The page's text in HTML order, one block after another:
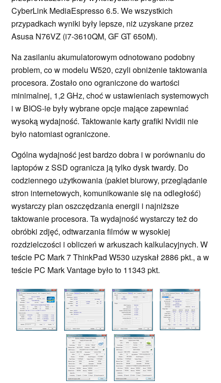
CyberLink MediaEspresso 6.5. We wszystkich
przypadkach wyniki były lepsze, niż uzyskane przez
Asusa N76VZ (i7-3610QM, GF GT 650M).
Na zasilaniu akumulatorowym odnotowano podobny
problem, co w modelu W520, czyli obniżenie taktowania
procesora. Zostało ono ograniczone do wartości
minimalnej, 1,2 GHz, choć w ustawieniach systemowych
i w BIOS-ie były wybrane opcje mające zapewniać
wysoką wydajność. Taktowanie karty grafiki Nvidii nie
było natomiast ograniczone.
Ogólna wydajność jest bardzo dobra i w porównaniu do
laptopów z SSD ogranicza ją tylko dysk twardy. Do
codziennego użytkowania (pakiet biurowy, przeglądanie
stron internetowych, komunikowanie się na odległość)
wystarczy plan oszczędzania energii i najniższe
taktowanie procesora. Ta wydajność wystarczy też do
obróbki zdjęć, odtwarzania filmów w wysokiej
rozdzielczości i obliczeń w arkuszach kalkulacyjnych. W
teście PC Mark 7 ThinkPad W530 uzyskał 2886 pkt., a w
teście PC Mark Vantage było to 11343 pkt.